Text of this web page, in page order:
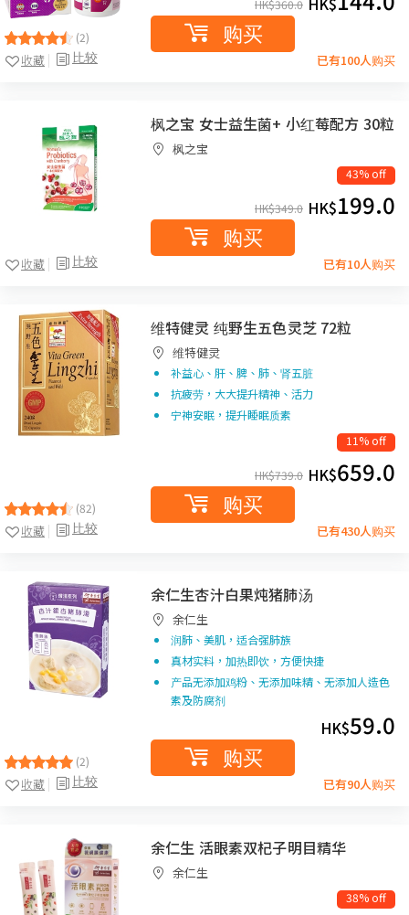
(2)
比较
收藏
HK$360.0
购买
已有100人购买
比较
收藏
枫之宝 女士益生菌+ 小红莓配方 30粒
枫之宝
43% off
HK$349.0 HK$199.0
购买
已有10人购买
(82)
比较
收藏
维特健灵 纯野生五色灵芝 72粒
维特健灵
补益心、肝、脾、肺、肾五脏
抗疲劳，大大提升精神、活力
宁神安眠，提升睡眠质素
11% off
HK$739.0 HK$659.0
购买
已有430人购买
(2)
比较
收藏
余仁生杏汁白果炖猪肺汤
余仁生
润肺、美肌，适合强肺族
真材实料，加热即饮，方便快捷
产品无添加鸡粉、无添加味精、无添加人造色
素及防腐剂
HK$59.0
购买
已有90人购买
余仁生 活眼素双杞子明目精华
余仁生
38% off